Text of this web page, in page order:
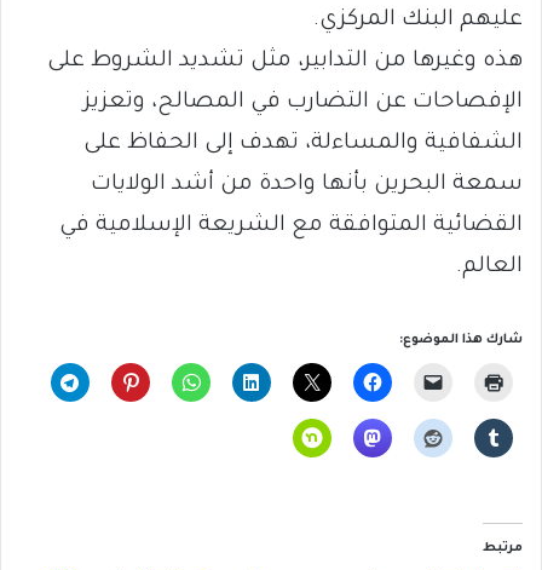
عليهم البنك المركزي.
هذه وغيرها من التدابير، مثل تشديد الشروط على
الإفصاحات عن التضارب في المصالح، وتعزيز
الشفافية والمساءلة، تهدف إلى الحفاظ على
سمعة البحرين بأنها واحدة من أشد الولايات
القضائية المتوافقة مع الشريعة الإسلامية في
العالم.
شارك هذا الموضوع:
مرتبط